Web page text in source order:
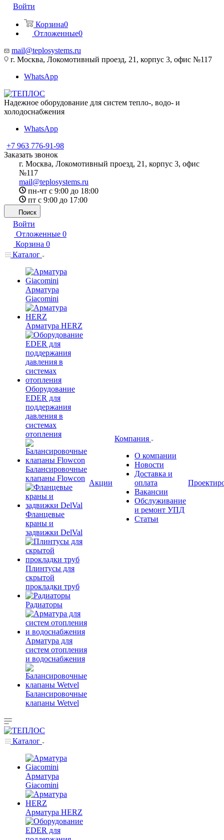
Войти
Корзина0
Отложенные0
mail@teplosystems.ru
г. Москва, Локомотивный проезд, 21, корпус 3, офис №117
WhatsApp
Надежное оборудование для систем тепло-, водо- и
холодоснабжения
WhatsApp
+7 963 776-91-98
Заказать звонок
г. Москва, Локомотивный проезд, 21, корпус 3, офис
№117
mail@teplosystems.ru
пн-чт с 9:00 до 18:00
пт с 9:00 до 17:00
Поиск
Войти
Отложенные 0
Корзина 0
Каталог
Арматура
Giacomini
Арматура HERZ
Оборудование
EDER для
поддержания
давления в
системах
отопления
Балансировочные
клапаны Flowcon
Фланцевые
краны и
задвижки DelVal
Плинтусы для
скрытой
прокладки труб
Радиаторы
Арматура для
систем отопления
и водоснабжения
Балансировочные
клапаны Wetvel
Акции
Компания
О компании
Новости
Доставка и
оплата
Вакансии
Обслуживание
и ремонт УПД
Статьи
Каталог
Арматура
Giacomini
Арматура HERZ